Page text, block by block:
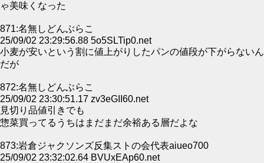
ゃ美味くなった
871:名無しどんぶらこ
25/09/02 23:29:56.88 5o5SLTip0.net
小麦が安いという割に値上がりしたパンの値段が下がらないん
だが
872:名無しどんぶらこ
25/09/02 23:30:51.17 zv3eGII60.net
見切り品値引きでも
惣菜買ってるうちはまだまだ余裕ある層だよな
873:岩倉ジャクソンズ反集ストの会代表aiueo700
25/09/02 23:32:02.64 BVUxEAp60.net